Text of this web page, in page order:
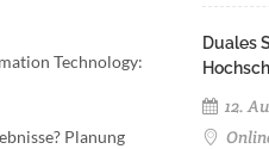
Technology:
Planung
Duales
12.